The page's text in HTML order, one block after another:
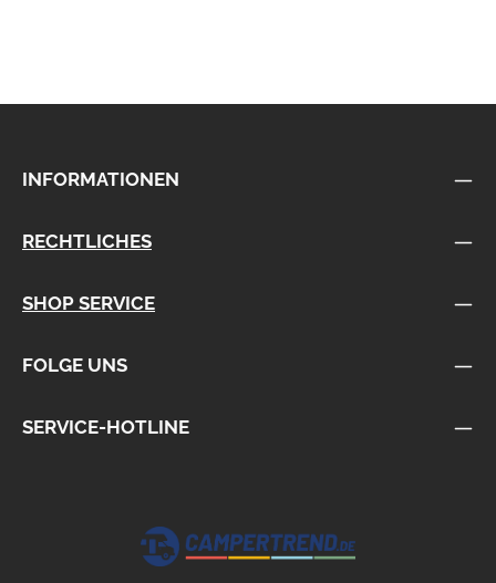
INFORMATIONEN
RECHTLICHES
SHOP SERVICE
FOLGE UNS
SERVICE-HOTLINE